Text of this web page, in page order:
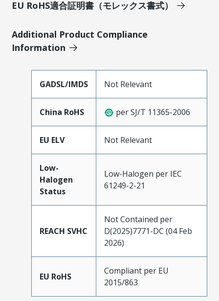
EU RoHS適合証明書（モレックス書式）
Additional Product Compliance
Information
GADSL/IMDS Not Relevant
China RoHS per SJ/T 11365-2006
EU ELV Not Relevant
Low-
Halogen
Status
Low-Halogen per IEC
61249-2-21
REACH SVHC
Not Contained per
D(2025)7771-DC (04 Feb
2026)
EU RoHS
Compliant per EU
2015/863